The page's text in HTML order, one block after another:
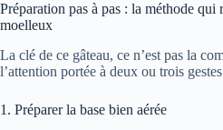
Préparation pas à pas : la méthode qui
moelleux
La clé de ce gâteau, ce n’est pas la
l’attention portée à deux ou trois
1. Préparer la base bien aérée